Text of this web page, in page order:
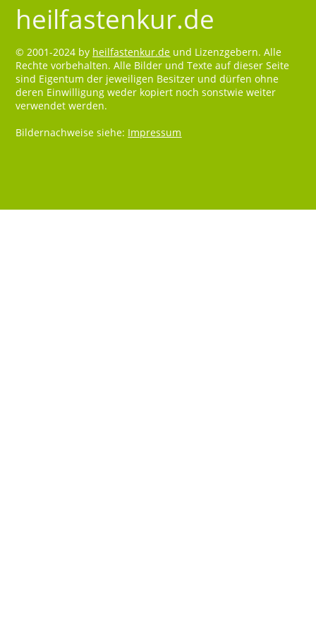
heilfastenkur.de
© 2001-2024 by heilfastenkur.de und Lizenzgebern. Alle
Rechte vorbehalten. Alle Bilder und Texte auf dieser Seite
sind Eigentum der jeweiligen Besitzer und dürfen ohne
deren Einwilligung weder kopiert noch sonstwie weiter
verwendet werden.
Bildernachweise siehe: Impressum